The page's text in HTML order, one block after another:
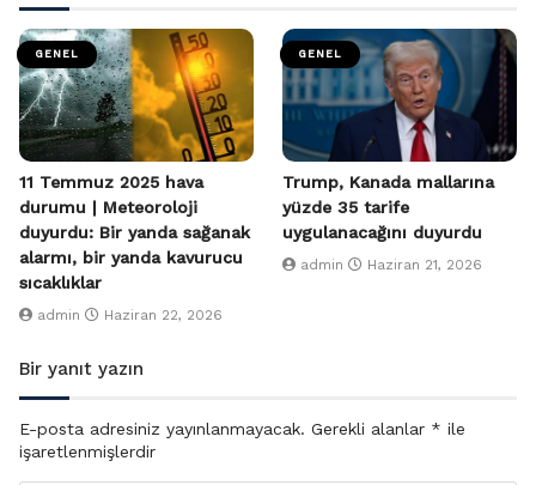
GENEL
11 Temmuz 2025 hava
durumu | Meteoroloji
duyurdu: Bir yanda sağanak
alarmı, bir yanda kavurucu
sıcaklıklar
admin Haziran 22, 2026
GENEL
Trump, Kanada mallarına
yüzde 35 tarife
uygulanacağını duyurdu
admin Haziran 21, 2026
Bir yanıt yazın
E-posta adresiniz yayınlanmayacak. Gerekli alanlar * ile
işaretlenmişlerdir